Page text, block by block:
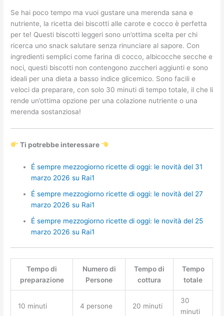
Se hai poco tempo ma vuoi gustare una merenda sana e
nutriente, la ricetta dei biscotti alle carote e cocco è perfetta
per te! Questi biscotti leggeri sono un’ottima scelta per chi
ricerca uno snack salutare senza rinunciare al sapore. Con
ingredienti semplici come farina di cocco, albicocche secche e
noci, questi biscotti non contengono zuccheri aggiunti e sono
ideali per una dieta a basso indice glicemico. Sono facili e
veloci da preparare, con solo 30 minuti di tempo totale, il che li
rende un’ottima opzione per una colazione nutriente o una
merenda sostanziosa!
Ti potrebbe interessare
É sempre mezzogiorno ricette di oggi: le novità del 31
marzo 2026 su Rai1
É sempre mezzogiorno ricette di oggi: le novità del 27
marzo 2026 su Rai1
É sempre mezzogiorno ricette di oggi: le novità del 25
marzo 2026 su Rai1
Tempo di
preparazione
Numero di
Persone
Tempo di
cottura
Tempo
totale
10 minuti 4 persone 20 minuti
30
minuti